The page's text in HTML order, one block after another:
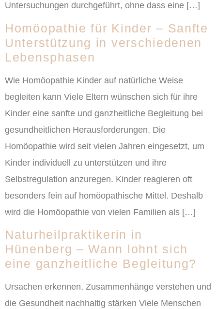
Untersuchungen durchgeführt, ohne dass eine […]
Homöopathie für Kinder – Sanfte
Unterstützung in verschiedenen
Lebensphasen
Wie Homöopathie Kinder auf natürliche Weise
begleiten kann Viele Eltern wünschen sich für ihre
Kinder eine sanfte und ganzheitliche Begleitung bei
gesundheitlichen Herausforderungen. Die
Homöopathie wird seit vielen Jahren eingesetzt, um
Kinder individuell zu unterstützen und ihre
Selbstregulation anzuregen. Kinder reagieren oft
besonders fein auf homöopathische Mittel. Deshalb
wird die Homöopathie von vielen Familien als […]
Naturheilpraktikerin in
Hünenberg – Wann lohnt sich
eine ganzheitliche Begleitung?
Ursachen erkennen, Zusammenhänge verstehen und
die Gesundheit nachhaltig stärken Viele Menschen